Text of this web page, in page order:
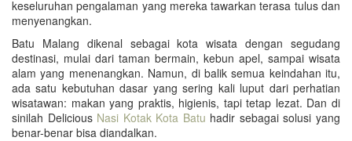
keseluruhan pengalaman yang mereka tawarkan terasa tulus dan
menyenangkan.
Batu Malang dikenal sebagai kota wisata dengan segudang
destinasi, mulai dari taman bermain, kebun apel, sampai wisata
alam yang menenangkan. Namun, di balik semua keindahan itu,
ada satu kebutuhan dasar yang sering kali luput dari perhatian
wisatawan: makan yang praktis, higienis, tapi tetap lezat. Dan di
sinilah Delicious Nasi Kotak Kota Batu hadir sebagai solusi yang
benar-benar bisa diandalkan.